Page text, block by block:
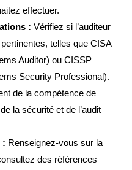
effectuer.
: Vérifiez si l’auditeur
telles que CISA
Auditor) ou CISSP
Security Professional).
de la compétence de
la sécurité et de l’audit
: Renseignez-vous sur la
des références